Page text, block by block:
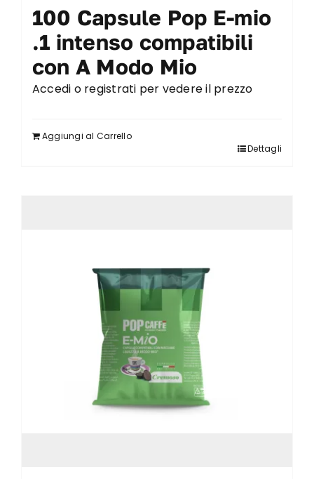
100 Capsule Pop E-mio
.1 intenso compatibili
con A Modo Mio
Accedi o registrati per vedere il prezzo
Aggiungi al Carrello
Dettagli